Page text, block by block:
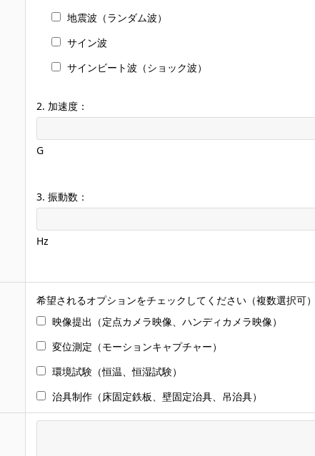
地震波（ランダム波）
サイン波
サインビート波（ショック波）
2. 加速度：
G
3. 振動数：
Hz
希望されるオプションをチェックしてください（複数選択可）
映像提出（定点カメラ映像、ハンディカメラ映像）
変位測定（モーションキャプチャー）
環境試験（恒温、恒湿試験）
治具制作（床固定鉄板、壁固定治具、吊治具）